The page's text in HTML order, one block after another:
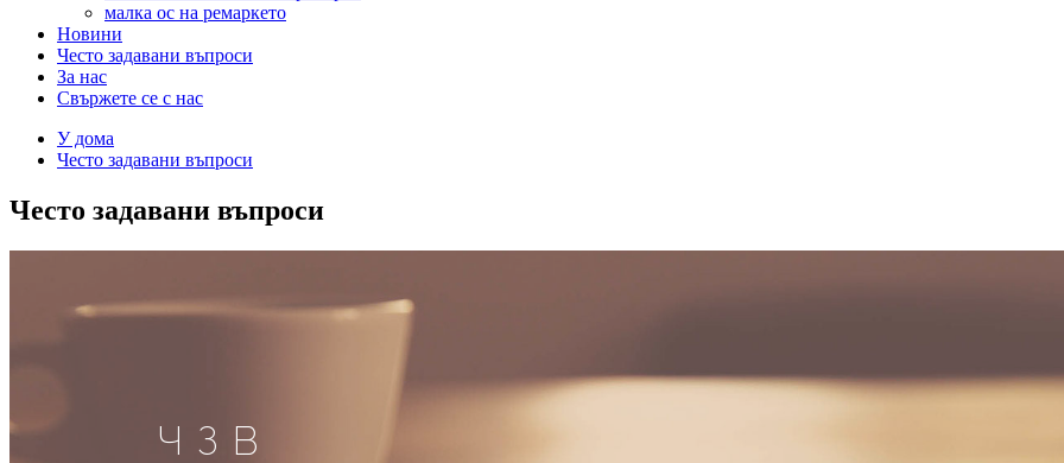
малка ос на ремаркето
Новини
Често задавани въпроси
За нас
Свържете се с нас
У дома
Често задавани въпроси
Често задавани въпроси
ЧЗВ